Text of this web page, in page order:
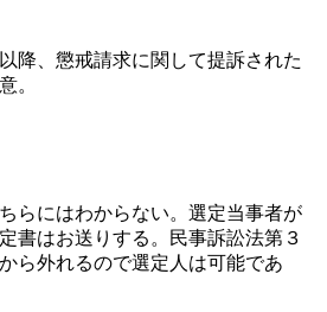
降、懲戒請求に関して提訴された
。
らにはわからない。選定当事者が
書はお送りする。民事訴訟法第３
ら外れるので選定人は可能であ